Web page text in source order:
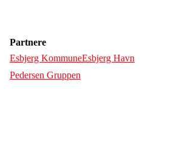
Partnere
Esbjerg KommuneEsbjerg Havn
Pedersen Gruppen